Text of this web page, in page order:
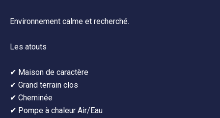
Environnement calme et recherché.
Les atouts
✔ Maison de caractère
✔ Grand terrain clos
✔ Cheminée
✔ Pompe à chaleur Air/Eau